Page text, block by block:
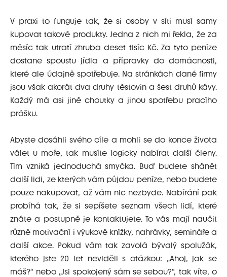
V praxi to funguje tak, že si osoby v síti musí samy
kupovat takové produkty. Jedna z nich mi řekla, že za
měsíc tak utratí zhruba deset tisíc Kč. Za tyto peníze
dostane spoustu jídla a přípravky do domácnosti,
které ale údajně spotřebuje. Na stránkách dané firmy
jsou však akorát dva druhy těstovin a šest druhů kávy.
Každý má asi jiné choutky a jinou spotřebu pracího
prášku.
Abyste dosáhli svého cíle a mohli se do konce života
válet u moře, tak musíte logicky nabírat další členy.
Tím vzniká jednoduchá smyčka. Buď budete shánět
další lidi, ze kterých vám půjdou peníze, nebo budete
pouze nakupovat, až vám nic nezbyde. Nabírání pak
probíhá tak, že si sepíšete seznam všech lidí, které
znáte a postupně je kontaktujete. To vás mají naučit
různé motivační i výukové knížky, nahrávky, semináře a
další akce. Pokud vám tak zavolá bývalý spolužák,
kterého jste 20 let neviděli s otázkou: „Ahoj, jak se
máš?“ nebo „Jsi spokojený sám se sebou?“, tak víte, o